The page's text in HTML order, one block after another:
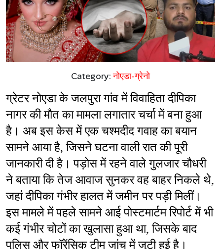
Category:नोएडा-ग्रेनो
ग्रेटर नोएडा के जलपुरा गांव में विवाहिता दीपिका
नागर की मौत का मामला लगातार चर्चा में बना हुआ
है। अब इस केस में एक चश्मदीद गवाह का बयान
सामने आया है, जिसने घटना वाली रात की पूरी
जानकारी दी है। पड़ोस में रहने वाले गुलजार चौधरी
ने बताया कि तेज आवाज सुनकर वह बाहर निकले थे,
जहां दीपिका गंभीर हालत में जमीन पर पड़ी मिलीं।
इस मामले में पहले सामने आई पोस्टमार्टम रिपोर्ट में भी
कई गंभीर चोटों का खुलासा हुआ था, जिसके बाद
पुलिस और फॉरेंसिक टीम जांच में जुटी हुई है।